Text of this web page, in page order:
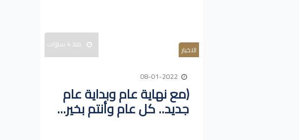
الاخبار منذ 4 سنوات
(مع نهاية عام وبداية عام
جديد.. كل عام وأنتم بخير...